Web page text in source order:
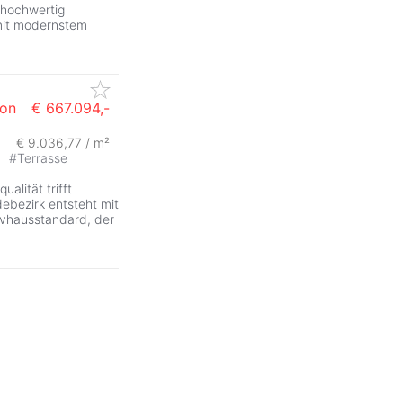
modernstem
€ 667.094,-
€ 9.036,77 / m²
#Terrasse
trifft
entsteht mit
der